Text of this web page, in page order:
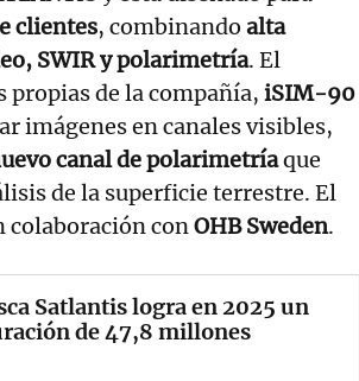
clientes, combinando alta
SWIR y polarimetría. El
propias de la compañía, iSIM-90
imágenes en canales visibles,
canal de polarimetríaque
de la superficie terrestre. El
colaboración conOHB Sweden.
Satlantis logra en 2025 un
de 47,8 millones